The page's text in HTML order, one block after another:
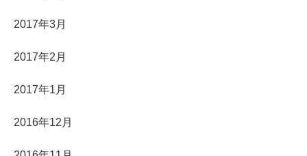
2017年3月
2017年2月
2017年1月
2016年12月